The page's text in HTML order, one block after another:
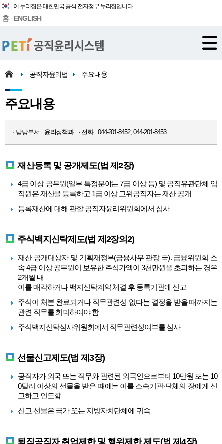
이 누리집은 대한민국 공식 전자정부 누리집입니다.
홈 ENGLISH
공직자윤리법 주요내용
주요내용
· 담당부서 : 윤리정책과 · 전화 : 044-201-8452, 044-201-8453
재산등록 및 공개제도(법 제2장)
4급 이상 공무원(일부 특정분야는 7급 이상 등) 및 공직유관단체 임
직원은 재산을 등록하고 1급 이상 고위공직자는 재산 공개
등록재산에 대해 관할 공직자윤리위원회에서 심사
주식백지신탁제도(법 제2장의2)
재산 공개대상자 및 기획재정부(금융사무 관장 국)․금융위원회 소
속 4급 이상 공무원이 보유한 주식가액이 3천만원을 초과하는 경우
2개월 내
이를 매각하거나 백지신탁계약 체결 후 등록기관에 신고
주식이 처분 완료되거나 직무관련성 없다는 결정을 받을 때까지는
관련 직무를 회피하여야 함
주식백지신탁심사위원회에서 직무관련성여부를 심사
선물신고제도(법 제3장)
공직자가 외국 또는 직무와 관련된 외국인으로부터 10만원 또는 10
0달러 이상의 선물을 받은 때에는 이를 소속기관·단체의 장에게 신
고하고 인도함
신고 선물은 국가 또는 지방자치단체에 귀속
퇴직공직자 취업제한 및 행위제한 제도(법 제4장)